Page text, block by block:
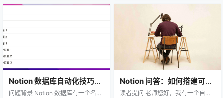
y () 这个函数，当字段是空值时，e
个期间、某个项目全部的内容，同
时还不影响按月或日期查询当时的
工作内容。多谢。 我的回答 解法一
最简单的办法就是用 …
Notion 数据库自动化技巧：
让子页面自动继承父页面的
问题背景 Notion 数据库有一个名叫
Notion 问答：如何搭建可共
享协作的日历数据库？
读者提问 老师您好，我有一个自用